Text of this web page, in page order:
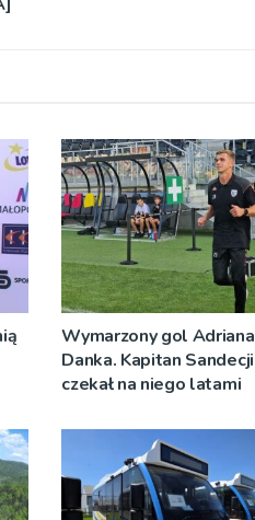
Wymarzony gol Adriana
Danka. Kapitan Sandecji
czekał na niego latami